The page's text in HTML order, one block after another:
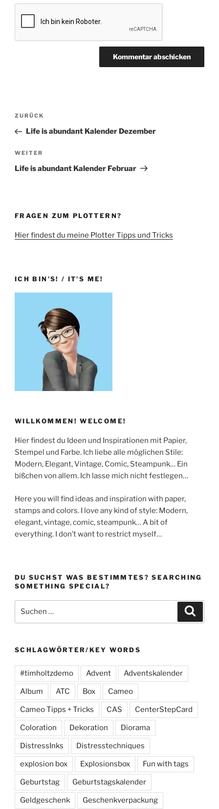
Beitragsnavigation
Vorheriger
Beitrag
ZURÜCK
Life is abundant Kalender Dezember
Nächster
Beitrag
WEITER
Life is abundant Kalender Februar
FRAGEN ZUM PLOTTERN?
Hier findest du meine Plotter Tipps und Tricks
ICH BIN’S! / IT’S ME!
WILLKOMMEN! WELCOME!
Hier findest du Ideen und Inspirationen mit Papier,
Stempel und Farbe. Ich liebe alle möglichen Stile:
Modern, Elegant, Vintage, Comic, Steampunk… Ein
bißchen von allem. Ich lasse mich nicht festlegen…
Here you will find ideas and inspiration with paper,
stamps and colors. I love any kind of style: Modern,
elegant, vintage, comic, steampunk… A bit of
everything. I don’t want to restrict myself…
DU SUCHST WAS BESTIMMTES? SEARCHING
SOMETHING SPECIAL?
nach:
SCHLAGWÖRTER/KEY WORDS
#timholtzdemo Advent Adventskalender
Album ATC Box Cameo
Cameo Tipps + Tricks CAS CenterStepCard
Coloration Dekoration Diorama
DistressInks Distresstechniques
explosion box Explosionsbox Fun with tags
Geburtstag Geburtstagskalender
Geldgeschenk Geschenkverpackung